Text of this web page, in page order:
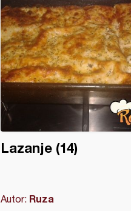
Lazanje (14)
Autor: Ruza